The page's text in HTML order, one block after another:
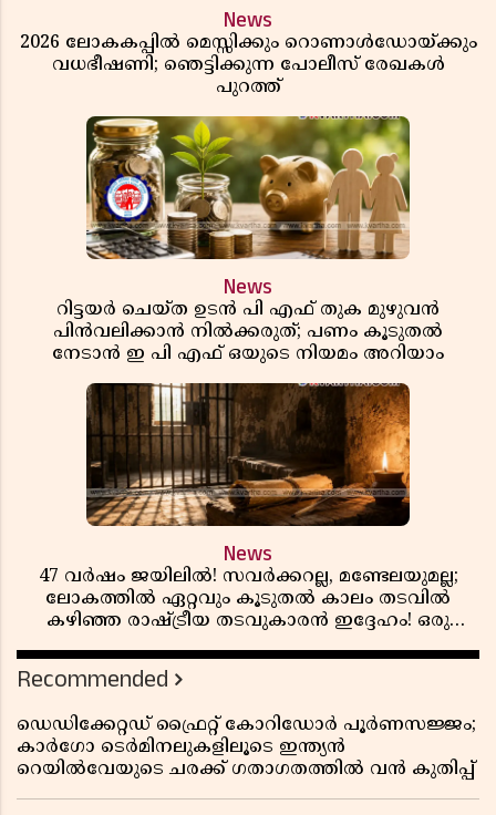
News
2026 ലോകകപ്പിൽ മെസ്സിക്കും റൊണാൾഡോയ്ക്കും
വധഭീഷണി; ഞെട്ടിക്കുന്ന പോലീസ് രേഖകൾ
പുറത്ത്
News
റിട്ടയർ ചെയ്ത ഉടൻ പി എഫ് തുക മുഴുവൻ
പിൻവലിക്കാൻ നിൽക്കരുത്; പണം കൂടുതൽ
നേടാൻ ഇ പി എഫ് ഒയുടെ നിയമം അറിയാം
News
47 വർഷം ജയിലിൽ! സവർക്കറല്ല, മണ്ടേലയുമല്ല;
ലോകത്തിൽ ഏറ്റവും കൂടുതൽ കാലം തടവിൽ
കഴിഞ്ഞ രാഷ്ട്രീയ തടവുകാരൻ ഇദ്ദേഹം! ഒരു
Recommended
ഡെഡിക്കേറ്റഡ് ഫ്രൈറ്റ് കോറിഡോർ പൂർണസജ്ജം;
കാർഗോ ടെർമിനലുകളിലൂടെ ഇന്ത്യൻ
റെയിൽവേയുടെ ചരക്ക് ഗതാഗതത്തിൽ വൻ കുതിപ്പ്